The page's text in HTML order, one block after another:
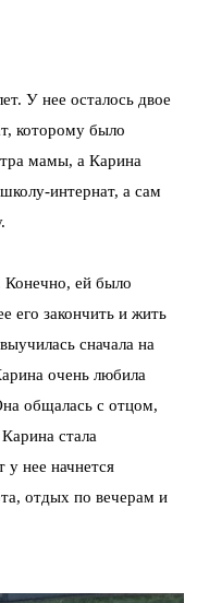
У нее осталось двое
которому было
мамы, а Карина
интернат, а сам
Конечно, ей было
его закончить и жить
сначала на
очень любила
общалась с отцом,
стала
у нее начнется
отдых по вечерам и